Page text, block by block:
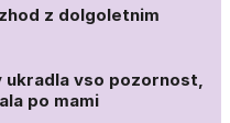
z dolgoletnim
ukradla vso pozornost,
po mami